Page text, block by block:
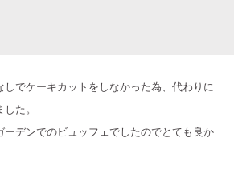
しでケーキカットをしなかった為、代わりに
た。
ーデンでのビュッフェでしたのでとても良か